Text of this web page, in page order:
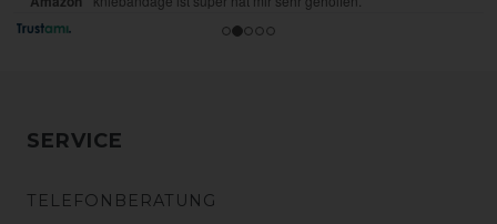
SERVICE
TELEFONBERATUNG